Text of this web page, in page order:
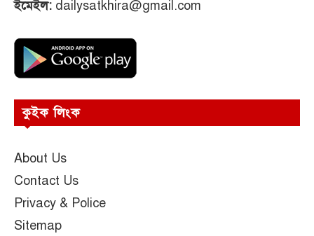
ইমেইল: dailysatkhira@gmail.com
কুইক লিংক
About Us
Contact Us
Privacy & Police
Sitemap